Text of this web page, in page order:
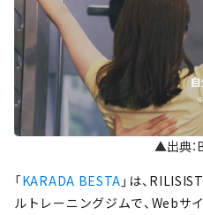
▲出典：
「KARADA BESTA 」は、
ルトレーニングジムで、Webサ